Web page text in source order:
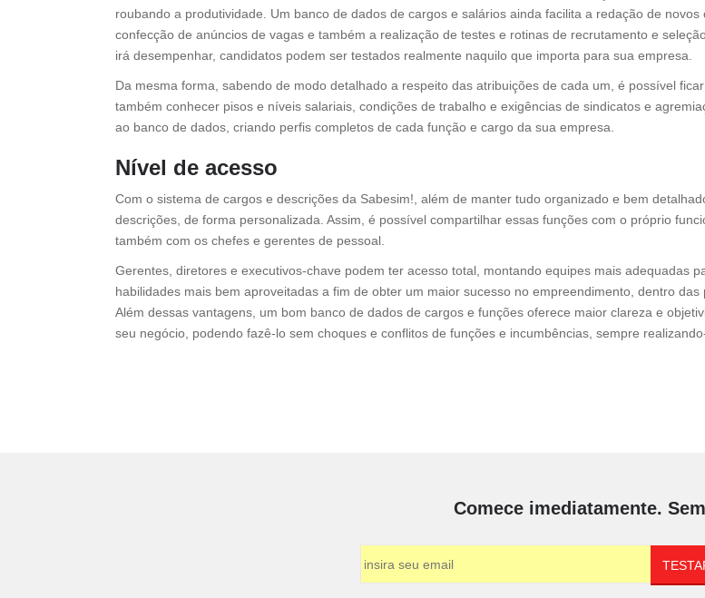
roubando a produtividade. Um banco de dados de cargos e salários ainda facilita a redação de novos
confecção de anúncios de vagas e também a realização de testes e rotinas de recrutamento e
irá desempenhar, candidatos podem ser testados realmente naquilo que importa para sua empresa.
Da mesma forma, sabendo de modo detalhado a respeito das atribuições de cada um, é possível
também conhecer pisos e níveis salariais, condições de trabalho e exigências de sindicatos e
ao banco de dados, criando perfis completos de cada função e cargo da sua empresa.
Nível de acesso
Com o sistema de cargos e descrições da Sabesim!, além de manter tudo organizado e bem
descrições, de forma personalizada. Assim, é possível compartilhar essas funções com o próprio
também com os chefes e gerentes de pessoal.
Gerentes, diretores e executivos-chave podem ter acesso total, montando equipes mais adequadas
habilidades mais bem aproveitadas a fim de obter um maior sucesso no empreendimento, dentro
Além dessas vantagens, um bom banco de dados de cargos e funções oferece maior clareza e
seu negócio, podendo fazê-lo sem choques e conflitos de funções e incumbências, sempre
Comece imediatamente.